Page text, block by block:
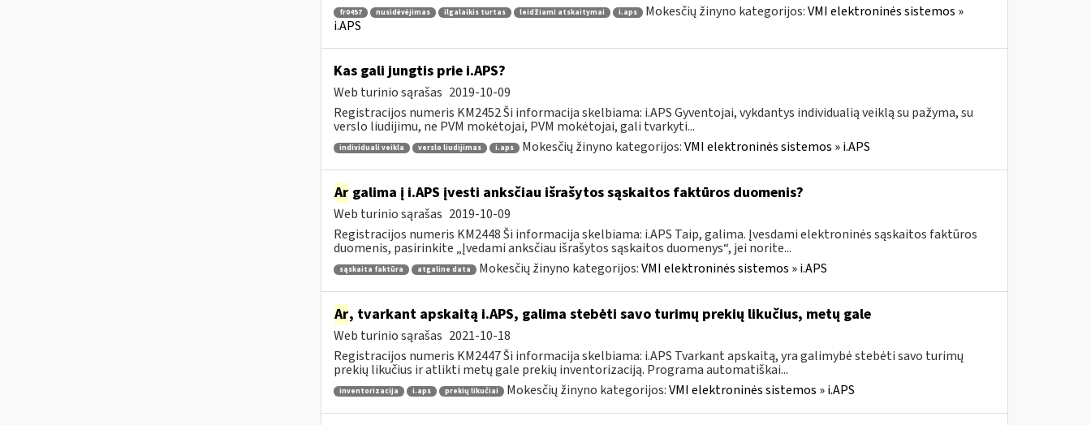
fr0457 nusidėvėjimas ilgalaikis turtas leidžiami atskaitymai i.aps Mokesčių žinyno kategorijos:VMI elektroninės sistemos »
i.APS
Kas gali jungtis prie i.APS?
Web turinio sąrašas 2019-10-09
Registracijos numeris KM2452 Ši informacija skelbiama: i.APS Gyventojai, vykdantys individualią veiklą su pažyma, su
verslo liudijimu, ne PVM mokėtojai, PVM mokėtojai, gali tvarkyti...
individuali veikla verslo liudijimas i.aps Mokesčių žinyno kategorijos:VMI elektroninės sistemos » i.APS
Argalima į i.APS įvesti anksčiau išrašytos sąskaitos faktūros duomenis?
Web turinio sąrašas 2019-10-09
Registracijos numeris KM2448 Ši informacija skelbiama: i.APS Taip, galima. Įvesdami elektroninės sąskaitos faktūros
duomenis, pasirinkite „Įvedami anksčiau išrašytos sąskaitos duomenys“, jei norite...
sąskaita faktūra atgaline data Mokesčių žinyno kategorijos:VMI elektroninės sistemos » i.APS
Ar, tvarkant apskaitą i.APS, galima stebėti savo turimų prekių likučius, metų gale
Web turinio sąrašas 2021-10-18
Registracijos numeris KM2447 Ši informacija skelbiama: i.APS Tvarkant apskaitą, yra galimybė stebėti savo turimų
prekių likučius ir atlikti metų gale prekių inventorizaciją. Programa automatiškai...
inventorizacija i.aps prekių likučiai Mokesčių žinyno kategorijos:VMI elektroninės sistemos » i.APS